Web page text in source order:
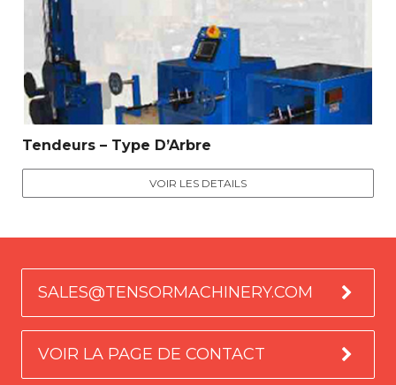
Tendeurs – Type D’Arbre
VOIR LES DETAILS
SALES@TENSORMACHINERY.COM
VOIR LA PAGE DE CONTACT